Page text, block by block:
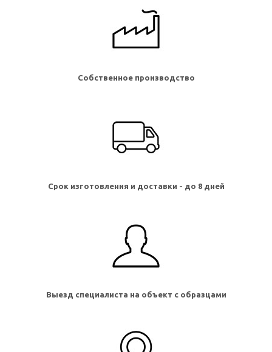
Собственное производство
Срок изготовления и доставки - до 8 дней
Выезд специалиста на объект с образцами